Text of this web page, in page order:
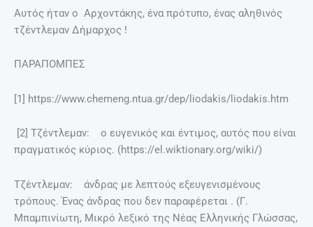
Αυτός ήταν ο Αρχοντάκης, ένα πρότυπο, ένας αληθινός
τζέντλεμαν Δήμαρχος !
ΠΑΡΑΠΟΜΠΕΣ
[1] https://www.chemeng.ntua.gr/dep/liodakis/liodakis.htm
[2] Τζέντλεμαν: o ευγενικός και έντιμος, αυτός που είναι
πραγματικός κύριος. (https://el.wiktionary.org/wiki/)
Τζέντλεμαν: άνδρας με λεπτούς εξευγενισμένους
τρόπους. Ένας άνδρας που δεν παραφέρεται . (Γ.
Μπαμπινίωτη, Μικρό λεξικό της Νέας Ελληνικής Γλώσσας,